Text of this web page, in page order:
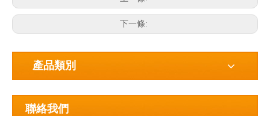
下一條:
產品類別
聯絡我們